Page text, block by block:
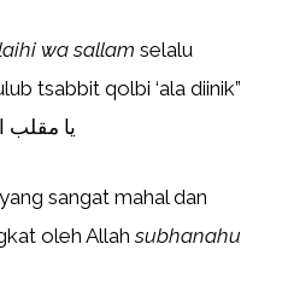
wa sallam selalu
tsabbit qolbi ‘ala diinik”
يا مقلب
sangat mahal dan
oleh Allahsubhanahu